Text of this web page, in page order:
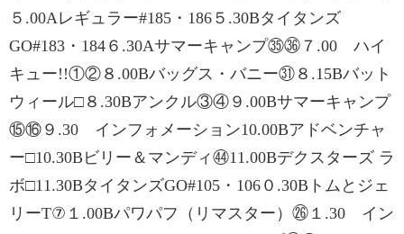
５.00Aレギュラー#185・186５.30Bタイタンズ
GO#183・184６.30Aサマーキャンプ㉟㊱７.00 ハイ
キュー!!①②８.00Bバッグス・バニー㉛８.15Bバット
ウィール□８.30Bアンクル③④９.00Bサマーキャンプ
⑮⑯９.30 インフォメーション10.00Bアドベンチャ
ー□10.30Bビリー＆マンディ㊹11.00Bデクスターズ ラ
ボ□11.30BタイタンズGO#105・106０.30Bトムとジェ
リーT⑦１.00Bパワパフ（リマスター）㉖１.30 イン